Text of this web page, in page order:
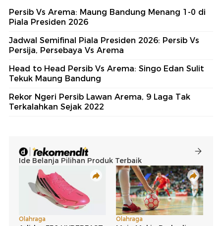
Persib Vs Arema: Maung Bandung Menang 1-0 di
Piala Presiden 2026
Jadwal Semifinal Piala Presiden 2026: Persib Vs
Persija, Persebaya Vs Arema
Head to Head Persib Vs Arema: Singo Edan Sulit
Tekuk Maung Bandung
Rekor Ngeri Persib Lawan Arema, 9 Laga Tak
Terkalahkan Sejak 2022